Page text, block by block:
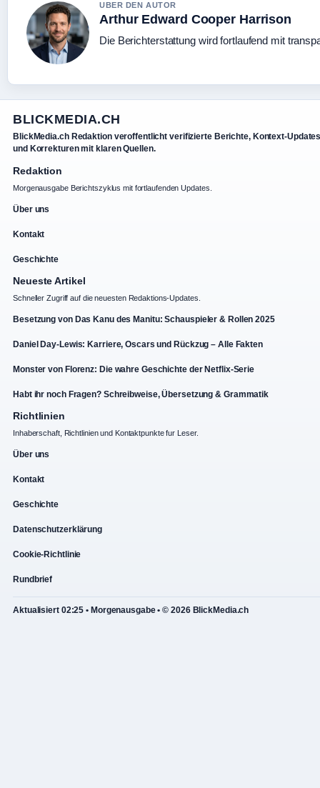
UBER DEN AUTOR
Arthur Edward Cooper Harrison
Die Berichterstattung wird fortlaufend mit
BLICKMEDIA.CH
BlickMedia.ch Redaktion veroffentlicht verifizierte Berichte, Kontext-
und Korrekturen mit klaren Quellen.
Redaktion
Morgenausgabe Berichtszyklus mit fortlaufenden Updates.
Über uns
Kontakt
Geschichte
Neueste Artikel
Schneller Zugriff auf die neuesten Redaktions-Updates.
Besetzung von Das Kanu des Manitu: Schauspieler & Rollen 2025
Daniel Day-Lewis: Karriere, Oscars und Rückzug – Alle Fakten
Monster von Florenz: Die wahre Geschichte der Netflix-Serie
Habt ihr noch Fragen? Schreibweise, Übersetzung & Grammatik
Richtlinien
Inhaberschaft, Richtlinien und Kontaktpunkte fur Leser.
Über uns
Kontakt
Geschichte
Datenschutzerklärung
Cookie-Richtlinie
Rundbrief
Aktualisiert 02:25 • Morgenausgabe • © 2026 BlickMedia.ch